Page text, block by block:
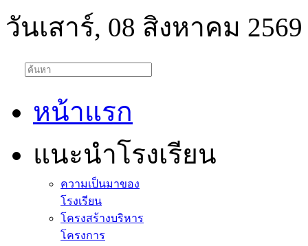
วันเสาร์, 08 สิงหาคม 2569
หน้าแรก
แนะนำโรงเรียน
ความเป็นมาของ
โรงเรียน
โครงสร้างบริหาร
โครงการ